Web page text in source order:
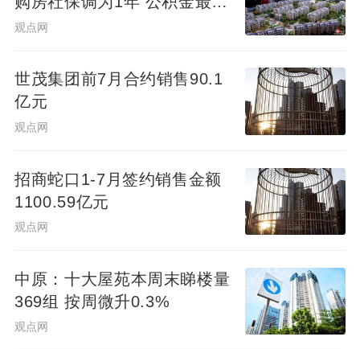
可贷340万元
观点网
世茂集团前7月合约销售90.1
亿元
观点网
招商蛇口1-7月签约销售金额
1100.59亿元
观点网
中原：十大屋苑本周末睇楼量
369组 按周微升0.3%
观点网